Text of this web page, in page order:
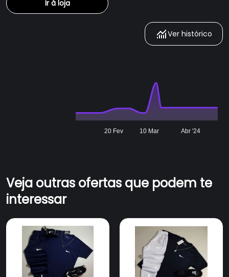
Ir à loja
Ver histórico
20 Fev 10 Mar Abr '24
Veja outras ofertas que podem te
interessar